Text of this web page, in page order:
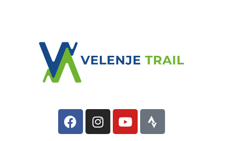
VELENJE TRAIL
Zimska tekaška avantura